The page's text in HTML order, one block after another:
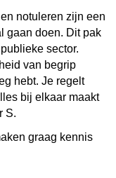
notuleren zijn een
gaan doen. Dit pak
sector.
van begrip
hebt. Je regelt
bij elkaar maakt
S.
graag kennis